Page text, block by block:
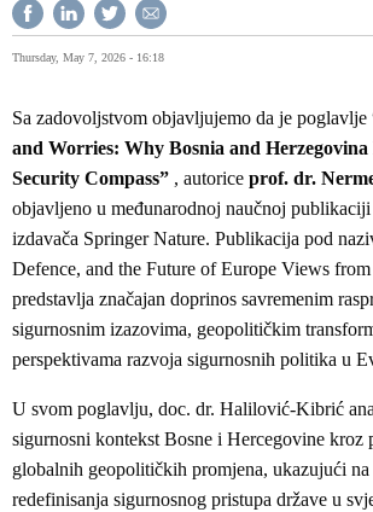
Thursday, May 7, 2026 - 16:18
Sa zadovoljstvom objavljujemo da je poglavlje
and Worries: Why Bosnia and Herzegovina
Security Compass” , autorice prof. dr.
objavljeno u međunarodnoj naučnoj
izdavača Springer Nature. Publikacija pod
Defence, and the Future of Europe Views
predstavlja značajan doprinos savremenim
sigurnosnim izazovima, geopolitičkim
perspektivama razvoja sigurnosnih politika u
U svom poglavlju, doc. dr. Halilović-Kibrić
sigurnosni kontekst Bosne i Hercegovine kroz
globalnih geopolitičkih promjena, ukazujući na
redefinisanja sigurnosnog pristupa države u